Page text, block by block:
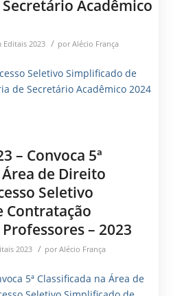
Acadêmico
Editais 2023 / porAlécio França
Seletivo Simplificado de
de Secretário Acadêmico 2024
– Convoca 5ª
de Direito
Seletivo
Contratação
– 2023
2023 / porAlécio França
5ª Classificada na Área de